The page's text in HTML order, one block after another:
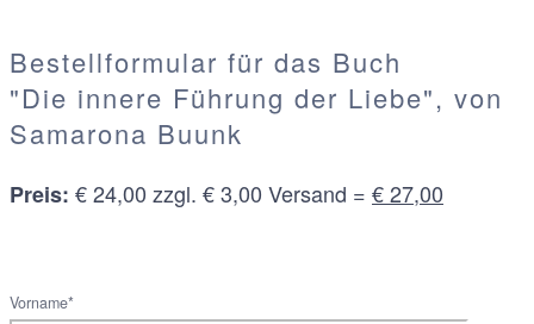
Bestellformular für das Buch
"Die innere Führung der Liebe", von
Samarona Buunk
Preis: € 24,00 zzgl. € 3,00 Versand = € 27,00
Vorname*